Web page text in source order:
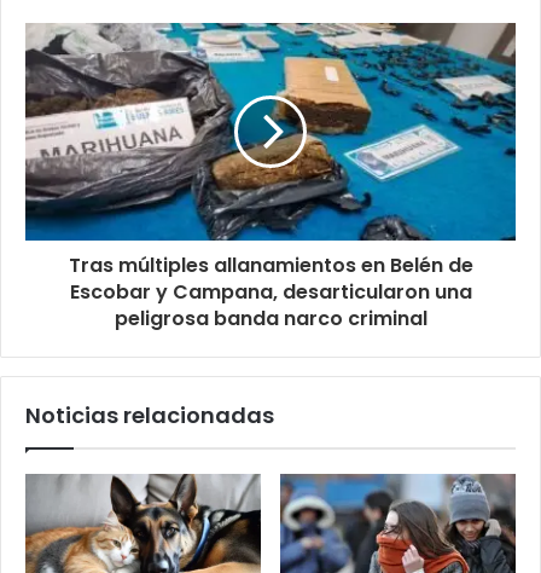
Tras múltiples allanamientos en Belén de
Escobar y Campana, desarticularon una
peligrosa banda narco criminal
Noticias relacionadas